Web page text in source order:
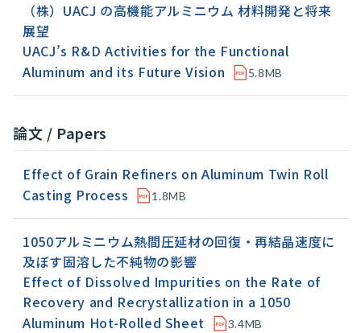
（株）UACJ の高機能アルミニウム 材料開発と将来
展望
UACJ’s R&D Activities for the Functional
Aluminum and its Future Vision
5.8MB
論文 / Papers
Effect of Grain Refiners on Aluminum Twin Roll
Casting Process
1.8MB
1050アルミニウム熱間圧延材の回復・再結晶速度に
及ぼす固溶した不純物の影響
Effect of Dissolved Impurities on the Rate of
Recovery and Recrystallization in a 1050
Aluminum Hot-Rolled Sheet
3.4MB